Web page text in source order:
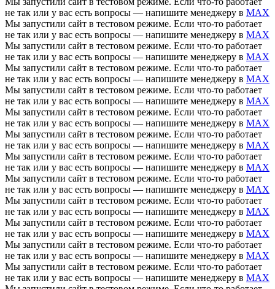
не так или у вас есть вопросы — напишите менеджеру в MAX
Мы запустили сайт в тестовом режиме. Если что-то работает
не так или у вас есть вопросы — напишите менеджеру в MAX
Мы запустили сайт в тестовом режиме. Если что-то работает
не так или у вас есть вопросы — напишите менеджеру в MAX
Мы запустили сайт в тестовом режиме. Если что-то работает
не так или у вас есть вопросы — напишите менеджеру в MAX
Мы запустили сайт в тестовом режиме. Если что-то работает
не так или у вас есть вопросы — напишите менеджеру в MAX
Мы запустили сайт в тестовом режиме. Если что-то работает
не так или у вас есть вопросы — напишите менеджеру в MAX
Мы запустили сайт в тестовом режиме. Если что-то работает
не так или у вас есть вопросы — напишите менеджеру в MAX
Мы запустили сайт в тестовом режиме. Если что-то работает
не так или у вас есть вопросы — напишите менеджеру в MAX
Мы запустили сайт в тестовом режиме. Если что-то работает
не так или у вас есть вопросы — напишите менеджеру в MAX
Мы запустили сайт в тестовом режиме. Если что-то работает
не так или у вас есть вопросы — напишите менеджеру в MAX
Мы запустили сайт в тестовом режиме. Если что-то работает
не так или у вас есть вопросы — напишите менеджеру в MAX
Мы запустили сайт в тестовом режиме. Если что-то работает
не так или у вас есть вопросы — напишите менеджеру в MAX
Мы запустили сайт в тестовом режиме. Если что-то работает
не так или у вас есть вопросы — напишите менеджеру в MAX